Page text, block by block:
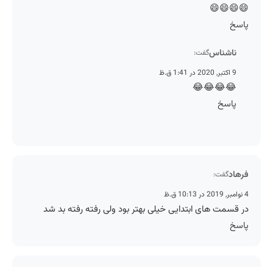
😄😄😄😄
پاسخ
ناشناسگفت:
9 اکتبر, 2020 در 1:41 ق.ظ
😂😂😂😂
پاسخ
فرهادگفت:
4 نوامبر, 2019 در 10:13 ق.ظ
در قسمت های ابتدایی خیلی بهتر بود ولی رفته رفته بد شد
پاسخ